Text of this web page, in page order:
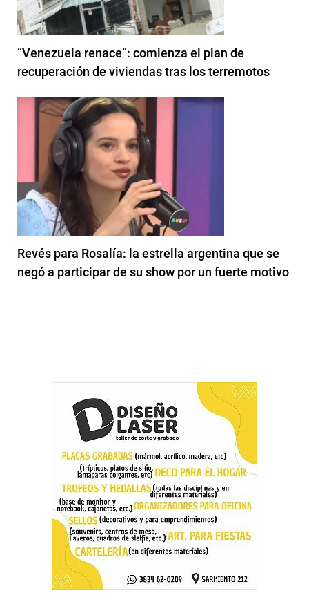
“Venezuela renace”: comienza el plan de
recuperación de viviendas tras los terremotos
Revés para Rosalía: la estrella argentina que se
negó a participar de su show por un fuerte motivo